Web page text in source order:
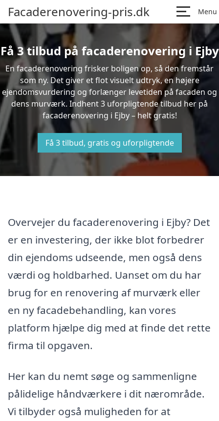
Facaderenovering-pris.dk Menu
Få 3 tilbud på facaderenovering i Ejby
En facaderenovering frisker boligen op, så den fremstår
som ny. Det giver et flot visuelt udtryk, en højere
ejendomsvurdering og forlænger levetiden på facaden og
dens murværk. Indhent 3 uforpligtende tilbud her på
facaderenovering i Ejby – helt gratis!
Få 3 tilbud, gratis og uforpligtende
Overvejer du facaderenovering i Ejby? Det
er en investering, der ikke blot forbedrer
din ejendoms udseende, men også dens
værdi og holdbarhed. Uanset om du har
brug for en renovering af murværk eller
en ny facadebehandling, kan vores
platform hjælpe dig med at finde det rette
firma til opgaven.
Her kan du nemt søge og sammenligne
pålidelige håndværkere i dit nærområde.
Vi tilbyder også muligheden for at